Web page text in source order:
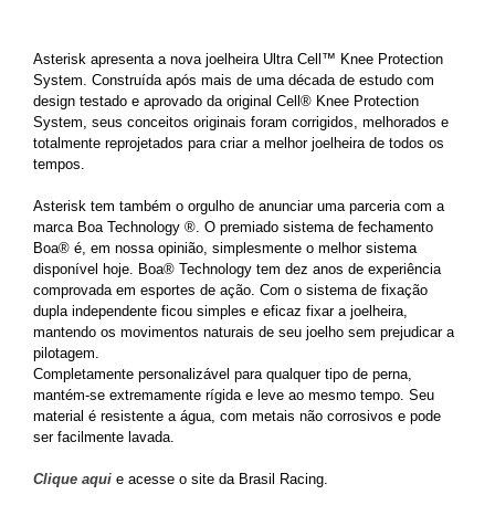
Asterisk apresenta a nova joelheira Ultra Cell™ Knee Protection
System. Construída após mais de uma década de estudo com
design testado e aprovado da original Cell® Knee Protection
System, seus conceitos originais foram corrigidos, melhorados e
totalmente reprojetados para criar a melhor joelheira de todos os
tempos.
Asterisk tem também o orgulho de anunciar uma parceria com a
marca Boa Technology ®. O premiado sistema de fechamento
Boa® é, em nossa opinião, simplesmente o melhor sistema
disponível hoje. Boa® Technology tem dez anos de experiência
comprovada em esportes de ação. Com o sistema de fixação
dupla independente ficou simples e eficaz fixar a joelheira,
mantendo os movimentos naturais de seu joelho sem prejudicar a
pilotagem.
Completamente personalizável para qualquer tipo de perna,
mantém-se extremamente rígida e leve ao mesmo tempo. Seu
material é resistente a água, com metais não corrosivos e pode
ser facilmente lavada.
Clique aqui e acesse o site da Brasil Racing.